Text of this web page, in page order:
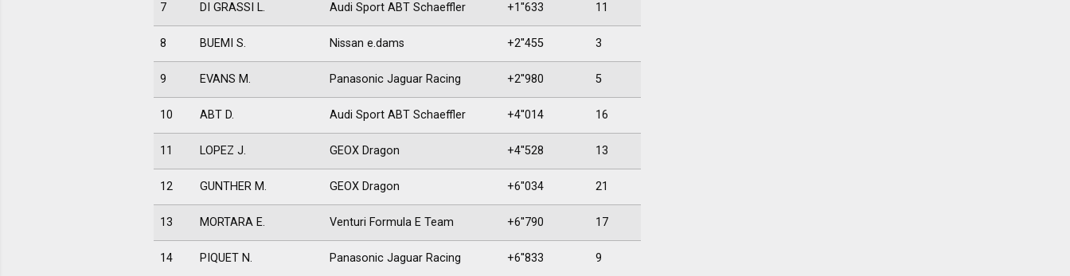
7 DI GRASSI L. Audi Sport ABT Schaeffler +1''633 11
8 BUEMI S. Nissan e.dams +2''455 3
9 EVANS M. Panasonic Jaguar Racing +2''980 5
10 ABT D. Audi Sport ABT Schaeffler +4''014 16
11 LOPEZ J. GEOX Dragon +4''528 13
12 GUNTHER M. GEOX Dragon +6''034 21
13 MORTARA E. Venturi Formula E Team +6''790 17
14 PIQUET N. Panasonic Jaguar Racing +6''833 9